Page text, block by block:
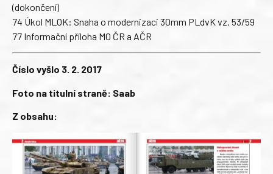
(dokončení)
74 Úkol MLOK: Snaha o modernizaci 30mm PLdvK vz. 53/59
77 Informační příloha MO ČR a AČR
Číslo vyšlo 3. 2. 2017
Foto na titulní straně: Saab
Z obsahu: